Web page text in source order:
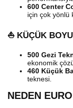
600 Center
için çok yönlü
⛵ KÜÇÜK
500 Gezi
ekonomik
460 Küçük
teknesi.
NEDEN